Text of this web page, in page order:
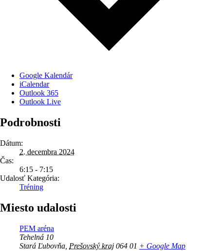
Google Kalendár
iCalendar
Outlook 365
Outlook Live
Podrobnosti
Dátum:
2. decembra 2024
Čas:
6:15 - 7:15
Udalosť Kategória:
Tréning
Miesto udalosti
PEM aréna
Tehelná 10
Stará Ľubovňa Prešovský kraj 064 01 + Google Map